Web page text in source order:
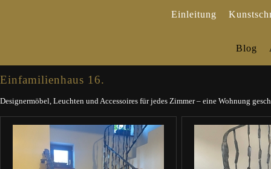
Einleitung
Blog
Einfamilienhaus 16.
Designermöbel, Leuchten und Accessoires für jedes Zimmer – eine Wohnung